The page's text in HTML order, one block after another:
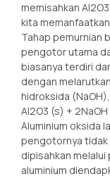
memisahkan
kita
Tahap pemurnian
pengotor utama
biasanya terdiri
dengan
hidroksida (NaOH),
Al2O3 (s) +
Aluminium oksida
pengotornya
dipisahkan
aluminium